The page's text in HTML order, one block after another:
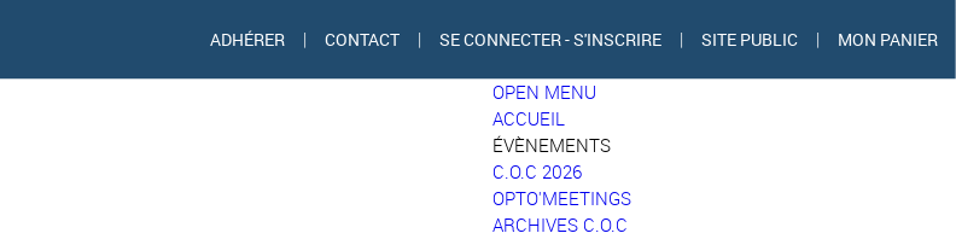
MON PANIER
|
SITE PUBLIC
|
SE CONNECTER - S'INSCRIRE
|
CONTACT
|
ADHÉRER
OPEN MENU
ACCUEIL
ÉVÈNEMENTS
C.O.C 2026
OPTO'MEETINGS
ARCHIVES C.O.C